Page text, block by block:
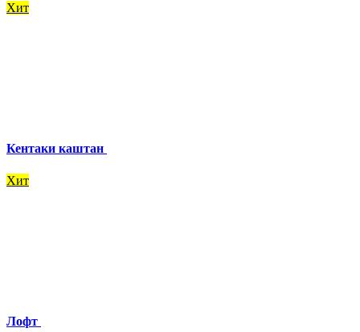
Хит
Кентаки каштан
Хит
Лофт